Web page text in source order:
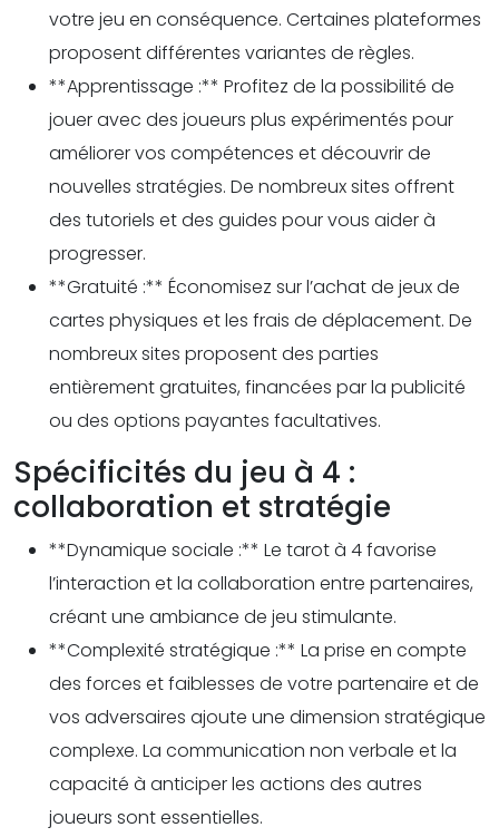
votre jeu en conséquence. Certaines plateformes
proposent différentes variantes de règles.
**Apprentissage :** Profitez de la possibilité de
jouer avec des joueurs plus expérimentés pour
améliorer vos compétences et découvrir de
nouvelles stratégies. De nombreux sites offrent
des tutoriels et des guides pour vous aider à
progresser.
**Gratuité :** Économisez sur l’achat de jeux de
cartes physiques et les frais de déplacement. De
nombreux sites proposent des parties
entièrement gratuites, financées par la publicité
ou des options payantes facultatives.
Spécificités du jeu à 4 :
collaboration et stratégie
**Dynamique sociale :** Le tarot à 4 favorise
l’interaction et la collaboration entre partenaires,
créant une ambiance de jeu stimulante.
**Complexité stratégique :** La prise en compte
des forces et faiblesses de votre partenaire et de
vos adversaires ajoute une dimension stratégique
complexe. La communication non verbale et la
capacité à anticiper les actions des autres
joueurs sont essentielles.